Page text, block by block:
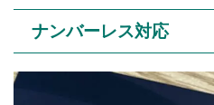
ナンバーレス対応